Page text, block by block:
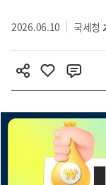
2026.06.10 국세청